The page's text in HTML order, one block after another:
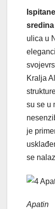
ulica u
Kralja
su se u
je
se
Apatin